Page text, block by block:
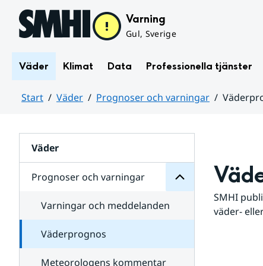
Hoppa till sidans innehåll Varning
Gul, Sverige
Väder Klimat Data Professionella tjänster
Start Väder Prognoser och varningar
Väder
Prognoser och varningar
för
varningar
Varningar och meddelanden
Väderprognos
Meteorologens kommentar
SMHI
väder-